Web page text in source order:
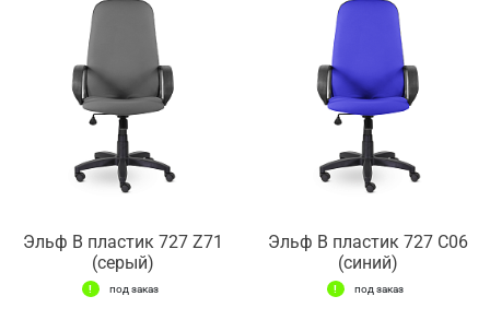
Эльф В пластик 727 Z71
(серый)
под заказ
Эльф В пластик 727 С06
(синий)
под заказ